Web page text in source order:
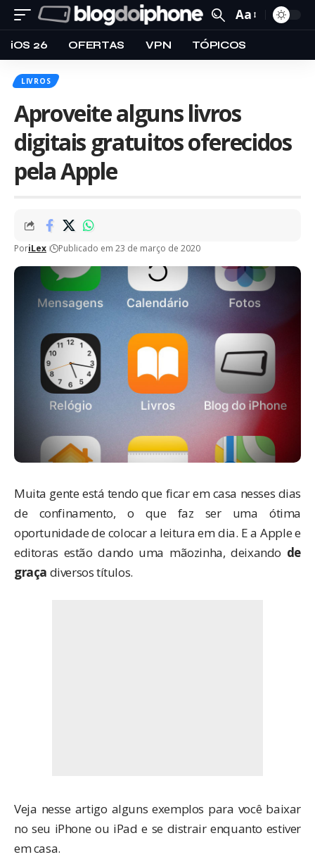
Aa
iOS 26 OFERTAS VPN TÓPICOS
LIVROS
Aproveite alguns livros
digitais gratuitos oferecidos
pela Apple
PoriLex Publicado em 23 de março de 2020
Muita gente está tendo que ficar em casa nesses dias
de confinamento, o que faz ser uma ótima
oportunidade de colocar a leitura em dia. E a Apple e
editoras estão dando uma mãozinha, deixando de
graça diversos títulos.
Veja nesse artigo alguns exemplos para você baixar
no seu iPhone ou iPad e se distrair enquanto estiver
em casa.